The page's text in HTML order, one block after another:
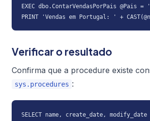
EXEC dbo.ContarVendasPorPais @Pais
PRINT 'Vendas em Portugal: ' + CAST(@n
Verificar o resultado
Confirma que a procedure existe
sys.procedures :
SELECT name, create_date, modify_date